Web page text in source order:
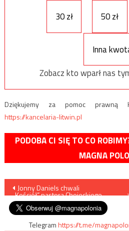
30 zł
50 zł
Inna
Zobacz kto wparł nas
Dziękujemy za pomoc prawną
https://kancelaria-litwin.pl
PODOBA CI SIĘ TO CO
MAGNA
Nawigacja
wpisu
Jonny Daniels chwali
„Kościół” pastora Chojeckiego
Telegramhttps://t.me/